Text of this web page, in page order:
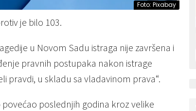
Foto: Pixabay
je bilo 103.
u Novom Sadu istraga nije završena i
pravnih postupaka nakon istrage
pravdi, u skladu sa vladavinom prava“.
povećao poslednjih godina kroz velike